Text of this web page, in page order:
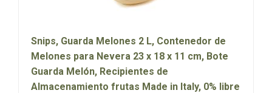
Snips, Guarda Melones 2 L, Contenedor de
Melones para Nevera 23 x 18 x 11 cm, Bote
Guarda Melón, Recipientes de
Almacenamiento frutas Made in Italy, 0% libre